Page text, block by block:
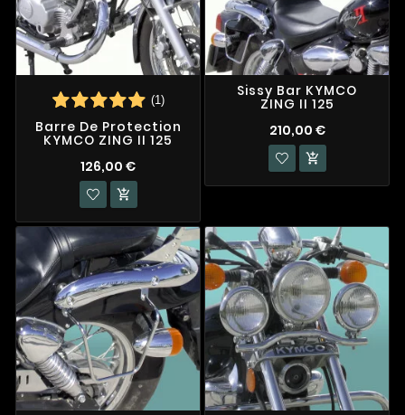
(1)
Barre De Protection
KYMCO ZING II 125
126,00 €

Sissy Bar KYMCO
ZING II 125
210,00 €
